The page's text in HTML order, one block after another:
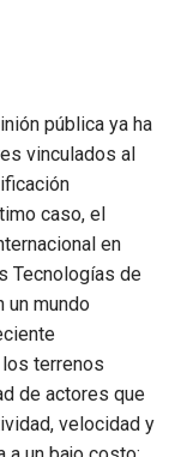
pública ya ha
vinculados al
caso, el
en
Tecnologías de
un mundo
terrenos
de actores que
velocidad y